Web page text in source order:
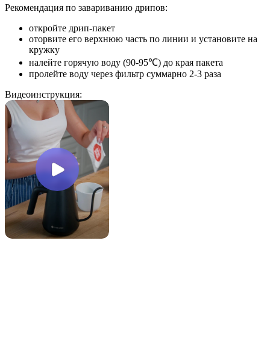
Рекомендация по завариванию дрипов:
откройте дрип-пакет
оторвите его верхнюю часть по линии и установите на
кружку
налейте горячую воду (90-95℃) до края пакета
пролейте воду через фильтр суммарно 2-3 раза
Видеоинструкция: